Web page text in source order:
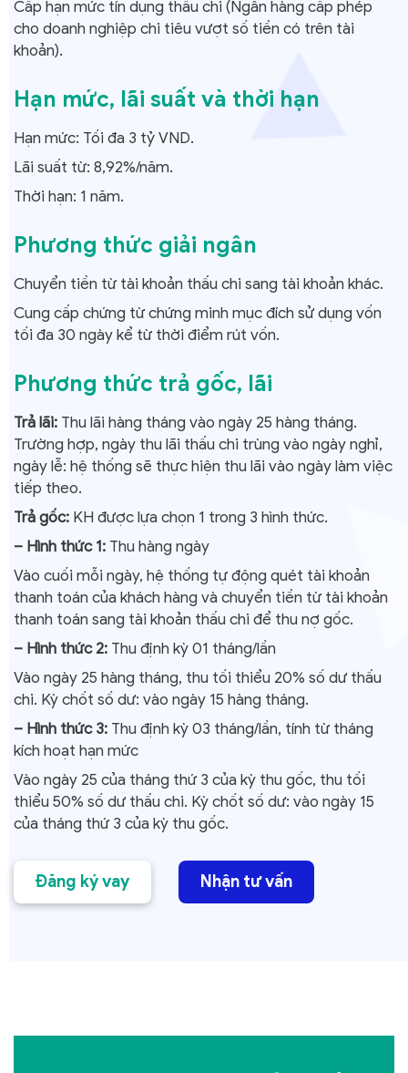
Cấp hạn mức tín dụng thấu chi (Ngân hàng cấp phép
cho doanh nghiệp chi tiêu vượt số tiền có trên tài
khoản).
Hạn mức, lãi suất và thời hạn
Hạn mức: Tối đa 3 tỷ VND.
Lãi suất từ: 8,92%/năm.
Thời hạn: 1 năm.
Phương thức giải ngân
Chuyển tiền từ tài khoản thấu chi sang tài khoản khác.
Cung cấp chứng từ chứng minh mục đích sử dụng vốn
tối đa 30 ngày kể từ thời điểm rút vốn.
Phương thức trả gốc, lãi
Trả lãi: Thu lãi hàng tháng vào ngày 25 hàng tháng.
Trường hợp, ngày thu lãi thấu chi trùng vào ngày nghỉ,
ngày lễ: hệ thống sẽ thực hiện thu lãi vào ngày làm việc
tiếp theo.
Trả gốc: KH được lựa chọn 1 trong 3 hình thức.
– Hình thức 1: Thu hàng ngày
Vào cuối mỗi ngày, hệ thống tự động quét tài khoản
thanh toán của khách hàng và chuyển tiền từ tài khoản
thanh toán sang tài khoản thấu chi để thu nợ gốc.
– Hình thức 2: Thu định kỳ 01 tháng/lần
Vào ngày 25 hàng tháng, thu tối thiểu 20% số dư thấu
chi. Kỳ chốt số dư: vào ngày 15 hàng tháng.
– Hình thức 3: Thu định kỳ 03 tháng/lần, tính từ tháng
kích hoạt hạn mức
Vào ngày 25 của tháng thứ 3 của kỳ thu gốc, thu tối
thiểu 50% số dư thấu chi. Kỳ chốt số dư: vào ngày 15
của tháng thứ 3 của kỳ thu gốc.
Đăng ký vay Nhận tư vấn